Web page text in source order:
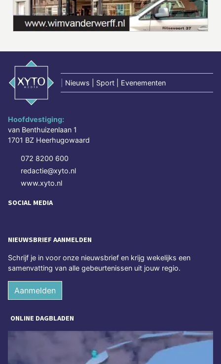
Nieuws | Sport | Evenementen
Hoofdvestiging:
van Benthuizenlaan 1
1701 BZ Heerhugowaard
072 8200 600
redactie@xyto.nl
www.xyto.nl
SOCIAL MEDIA
NIEUWSBRIEF AANMELDEN
Schrijf je in voor onze nieuwsbrief en krijg wekelijks een
samenvatting van alle gebeurtenissen uit jouw regio.
Aanmelden
ONLINE DAGBLADEN